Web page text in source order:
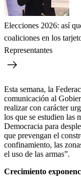
Elecciones 2026: así
coaliciones en los
Representantes
Esta semana, la
comunicación al
realizar con carácter
los que se estudien las
Democracia para
que prevengan el
confinamiento, las
el uso de las armas”.
Crecimiento